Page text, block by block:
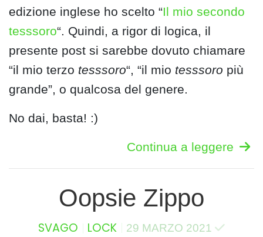
edizione inglese ho scelto “Il mio secondo
tesssoro“. Quindi, a rigor di logica, il
presente post si sarebbe dovuto chiamare
“il mio terzo tesssoro“, “il mio tesssoro più
grande”, o qualcosa del genere.
No dai, basta! :)
Continua a leggere
Oopsie Zippo
SVAGO LOCK 29 MARZO 2021